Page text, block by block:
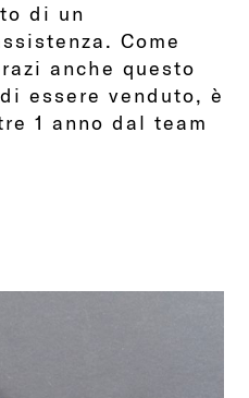
di un
Come
anche questo
essere venduto, è
1 anno dal team